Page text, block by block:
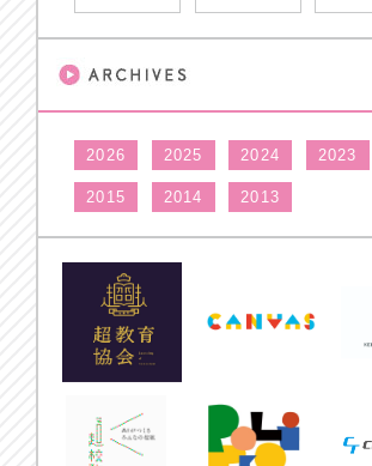
2026 2025 2024 2023
2015 2014 2013